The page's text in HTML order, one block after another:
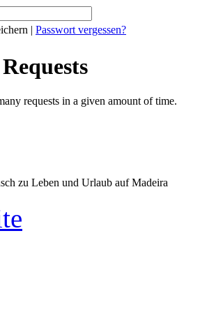
| Passwort vergessen?
zu Leben und Urlaub auf Madeira